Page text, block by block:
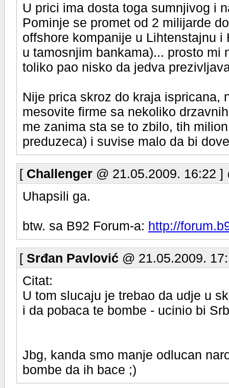
U prici ima dosta toga sumnjivog i
Pominje se promet od 2 milijarde
offshore kompanije u Lihtenstajnu
u tamosnjim bankama)... prosto
toliko pao nisko da jedva
Nije prica skroz do kraja ispricana,
mesovite firme sa nekoliko
me zanima sta se to zbilo, tih
preduzeca) i suvise malo da bi
[ Challenger @ 21.05.2009. 16:22 ]
Uhapsili ga.
btw. sa B92 Forum-a: http://
[ Srđan Pavlović @ 21.05.2009.
Citat:
U tom slucaju je trebao da udje u
i da pobaca te bombe - ucinio bi
Jbg, kanda smo manje odlucan
bombe da ih bace ;)